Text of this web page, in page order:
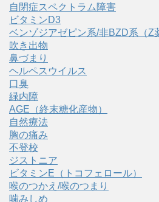
自閉症スペクトラム障害
ビタミンD3
ベンゾジアゼピン系/非BZD系（Z
吹き出物
鼻づまり
ヘルペスウイルス
口臭
緑内障
AGE（終末糖化産物）
自然療法
胸の痛み
不登校
ジストニア
ビタミンE（トコフェロール）
喉のつかえ/喉のつまり
噛みしめ